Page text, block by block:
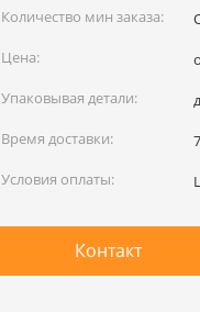
наименование:
Количество мин заказа:
Цена:
Упаковывая детали:
Время доставки:
Условия оплаты:
Контакт